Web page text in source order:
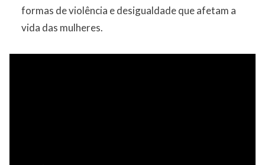
formas de violência e desigualdade que afetam a
vida das mulheres.